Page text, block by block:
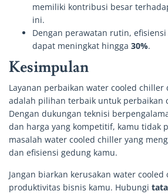
memiliki kontribusi besar
ini.
Dengan perawatan rutin,
dapat meningkat hingga 30%.
Kesimpulan
Layanan perbaikan water cooled chiller
adalah pilihan terbaik untuk perbaikan
Dengan dukungan teknisi
dan harga yang kompetitif, kamu tidak
masalah water cooled chiller yang
dan efisiensi gedung kamu.
Jangan biarkan kerusakan water
produktivitas bisnis kamu. Hubungi